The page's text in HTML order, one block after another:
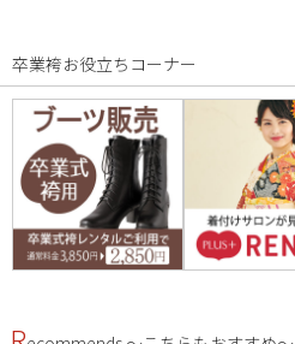
卒業袴お役立ちコーナー